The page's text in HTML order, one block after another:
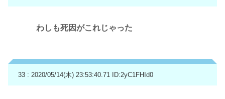
わしも死因がこれじゃった
33 : 2020/05/14(木) 23:53:40.71 ID:2yC1FHId0